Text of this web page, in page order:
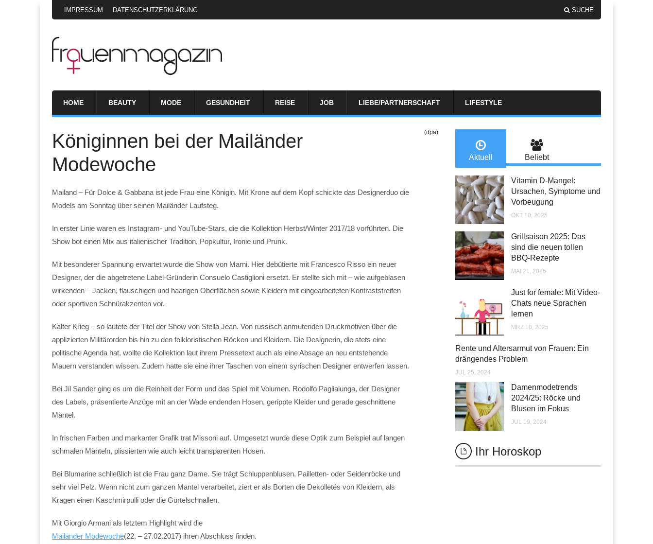
IMPRESSUM DATENSCHUTZERKLÄRUNG SUCHE
HOME BEAUTY MODE GESUNDHEIT REISE JOB LIEBE/PARTNERSCHAFT LIFESTYLE
Königinnen bei der Mailänder
Modewoche
(dpa)
Mailand – Für Dolce & Gabbana ist jede Frau eine Königin. Mit Krone auf dem Kopf schickte das Designerduo die
Models am Sonntag über seinen Mailänder Laufsteg.
In erster Linie waren es Instagram- und YouTube-Stars, die die Kollektion Herbst/Winter 2017/18 vorführten. Die
Show bot einen Mix aus italienischer Tradition, Popkultur, Ironie und Prunk.
Mit besonderer Spannung erwartet wurde die Show von Marni. Hier debütierte mit Francesco Risso ein neuer
Designer, der die abgetretene Label-Gründerin Consuelo Castiglioni ersetzt. Er stellte sich mit – wie aufgeblasen
wirkenden – Jacken, flauschigen und haarigen Oberflächen sowie Kleidern mit eingearbeiteten Kontraststreifen
oder sportiven Schnürakzenten vor.
Kalter Krieg – so lautete der Titel der Show von Stella Jean. Von russisch anmutenden Druckmotiven über die
applizierten Militärorden bis hin zu den folkloristischen Röcken und Kleidern. Die Designerin, die stets eine
politische Agenda hat, wollte die Kollektion laut ihrem Pressetext auch als eine Absage an neu entstehende
Mauern verstanden wissen. Zudem hatte sie eine ihrer Taschen von einem syrischen Designer entwerfen lassen.
Bei Jil Sander ging es um die Reinheit der Form und das Spiel mit Volumen. Rodolfo Paglialunga, der Designer
des Labels, präsentierte Anzüge mit an der Wade endenden Hosen, gerippte Kleider und gerade geschnittene
Mäntel.
In frischen Farben und markanter Grafik trat Missoni auf. Umgesetzt wurde diese Optik zum Beispiel auf langen
schmalen Mänteln, plissierten wie auch leicht transparenten Hosen.
Bei Blumarine schließlich ist die Frau ganz Dame. Sie trägt Schluppenblusen, Pailletten- oder Seidenröcke und
sehr viel Pelz. Wenn nicht zum ganzen Mantel verarbeitet, ziert er als Borten die Dekolletés von Kleidern, als
Kragen einen Kaschmirpulli oder die Gürtelschnallen.
Mit Giorgio Armani als letztem Highlight wird die
Mailänder Modewoche(22. – 27.02.2017) ihren Abschluss finden.
Aktuell Beliebt
Vitamin D-Mangel:
Ursachen, Symptome und
Vorbeugung
OKT 10, 2025
Grillsaison 2025: Das
sind die neuen tollen
BBQ-Rezepte
MAI 21, 2025
Just for female: Mit Video-
Chats neue Sprachen
lernen
MRZ 10, 2025
Rente und Altersarmut von Frauen: Ein
drängendes Problem
JUL 25, 2024
Damenmodetrends
2024/25: Röcke und
Blusen im Fokus
JUL 19, 2024
Ihr Horoskop